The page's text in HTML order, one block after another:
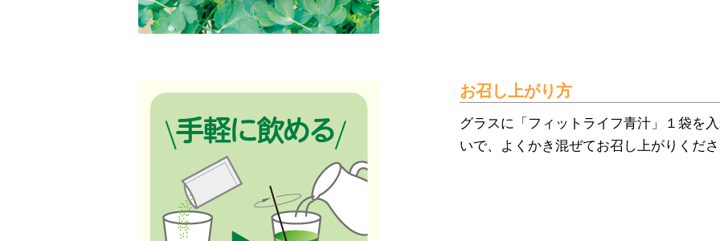
お召し上がり方
グラスに「フィットライフ青汁」１袋を
いで、よくかき混ぜてお召し上がりくださ